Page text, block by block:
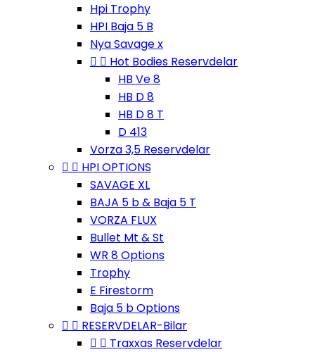
Hpi Trophy
HPI Baja 5 B
Nya Savage x
  Hot Bodies Reservdelar
HB Ve 8
HB D 8
HB D 8 T
D 413
Vorza 3,5 Reservdelar
  HPI OPTIONS
SAVAGE XL
BAJA 5 b & Baja 5 T
VORZA FLUX
Bullet Mt & St
WR 8 Options
Trophy
E Firestorm
Baja 5 b Options
  RESERVDELAR-Bilar
  Traxxas Reservdelar